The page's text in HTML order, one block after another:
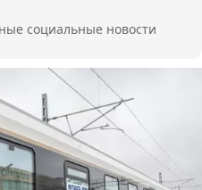
социальные новости